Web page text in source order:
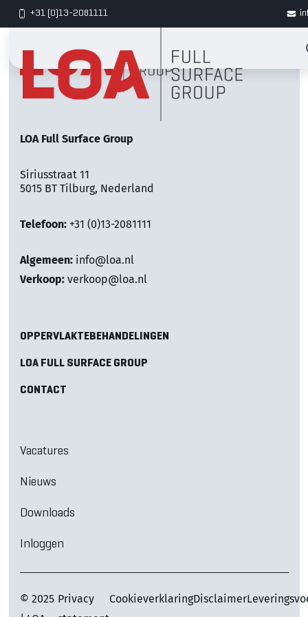
+31 (0)13-2081111
LOA Full Surface Group
Siriusstraat 11
5015 BT Tilburg, Nederland
Telefoon: +31 (0)13-2081111
Algemeen: info@loa.nl
Verkoop: verkoop@loa.nl
OPPERVLAKTEBEHANDELINGEN
LOA FULL SURFACE GROUP
CONTACT
Vacatures
Nieuws
Downloads
Inloggen
© 2025 Privacy
CookieverklaringDisclaimer